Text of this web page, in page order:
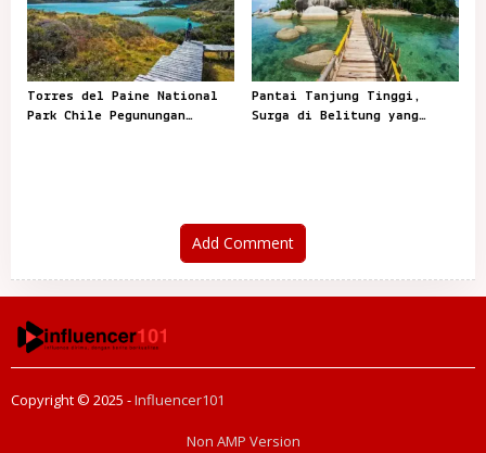
Torres del Paine National
Park Chile Pegunungan
Pantai Tanjung Tinggi,
Surga di Belitung yang
Add Comment
Copyright © 2025 -Influencer101
Non AMP Version